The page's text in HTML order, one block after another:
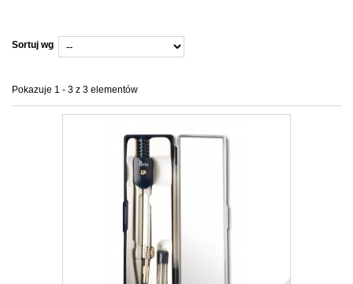
Sortuj wg
Pokazuje 1 - 3 z 3 elementów